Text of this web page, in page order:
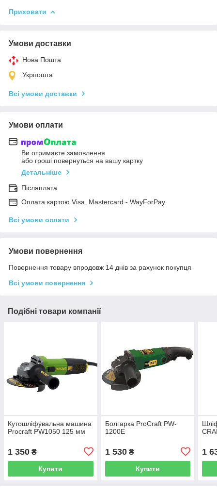
Приховати
Умови доставки
Нова Пошта
Укрпошта
Всі умови доставки
Умови оплати
Ви отримаєте замовлення
або гроші повернуться на вашу картку
Детальніше
Післяплата
Оплата картою Visa, Mastercard - WayForPay
Всі умови оплати
Умови повернення
Повернення товару впродовж 14 днів за рахунок покупця
Всі умови повернення
Подібні товари компанії
Кутошліфувальна машина
Procraft PW1050 125 мм
1 350 ₴
Купити
Болгарка ProCraft PW-
1200Е
1 530₴
Купити
1